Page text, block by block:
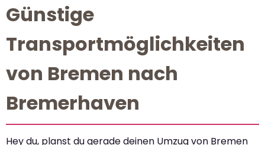
Günstige
Transportmöglichkeiten
von Bremen nach
Bremerhaven
Hey du, planst du gerade deinen Umzug von Bremen